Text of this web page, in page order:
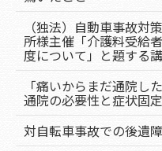
（独法）自動車事故対
所様主催「介護料受給
度について」と題する
「痛いからまだ通院し
通院の必要性と症状固
対自転車事故での後遺